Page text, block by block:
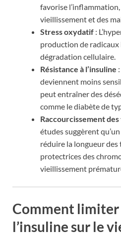
favorise
vieillissement et des
Stress oxydatif :
production de radicaux
dégradation cellulaire.
Résistance à l’insuline
deviennent moins
peut entraîner des
comme le diabète de
Raccourcissement
études suggèrent
réduire la longueur
protectrices des
vieillissement
Comment limiter
l’insuline sur le